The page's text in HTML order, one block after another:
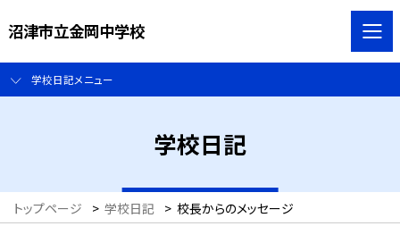
沼津市立金岡中学校
学校日記メニュー
学校日記
トップページ > 学校日記 > 校長からのメッセージ